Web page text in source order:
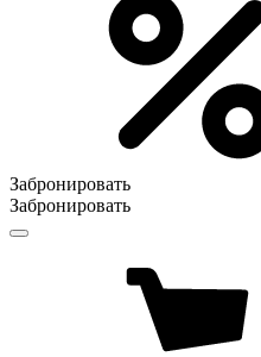
Забронировать
Забронировать